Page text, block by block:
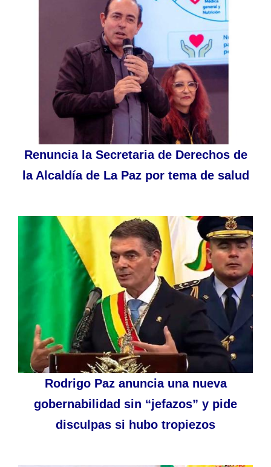
Renuncia la Secretaria de Derechos de
la Alcaldía de La Paz por tema de salud
Rodrigo Paz anuncia una nueva
gobernabilidad sin “jefazos” y pide
disculpas si hubo tropiezos